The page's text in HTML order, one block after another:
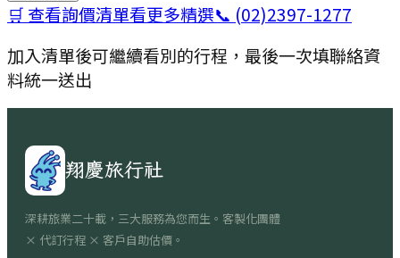
🛒 查看詢價清單看更多精選📞 (02)2397-1277
加入清單後可繼續看別的行程，最後一次填聯絡資
料統一送出
翔慶旅行社
深耕旅業二十載，三大服務為您而生。客製化團體
× 代訂行程 × 客戶自助估價。